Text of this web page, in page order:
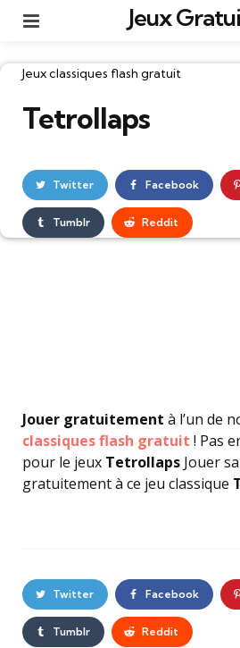
Jeux
Catégories
Jeux classiques flash gratuit
Tetrollaps
Twitter Facebook
Tumblr Reddit
Jouer gratuitement à l’un de
classiques flash gratuit ! Pas
pour le jeux Tetrollaps Jouer
gratuitement à ce jeu classique
Twitter Facebook
Tumblr Reddit